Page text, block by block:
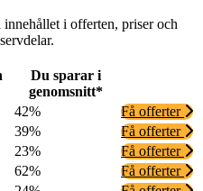
i offerten, priser och
Du sparar i
genomsnitt*
42%
Få offerter
39%
Få offerter
23%
Få offerter
62%
Få offerter